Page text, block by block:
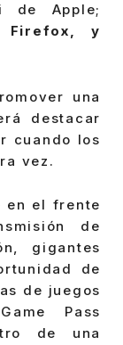
de Apple;
Firefox, y
una
destacar
cuando los
vez.
en el frente
de
gigantes
de
de juegos
Pass
de una